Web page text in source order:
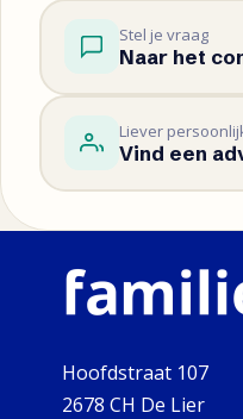
Stel je vraag
Naar het
Liever
Vind een
Hoofdstraat 107
2678 CH De Lier